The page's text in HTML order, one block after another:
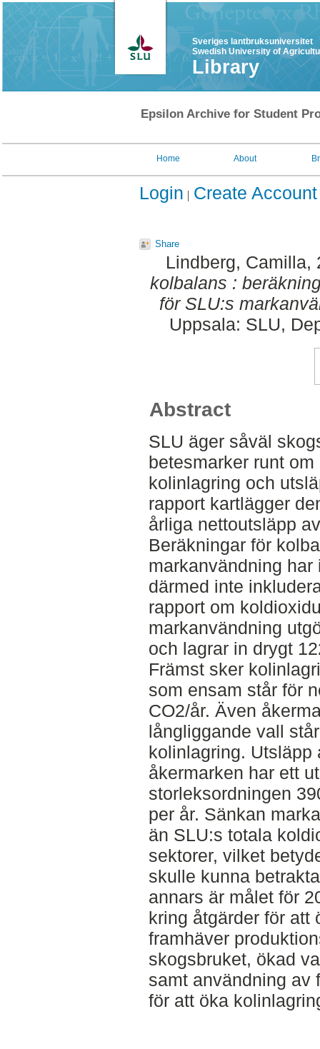
Sveriges lantbruksuniversitet
Swedish University of
Library
Epsilon Archive for Student
Home About
Login Create Account
Share
Lindberg, Camilla,
kolbalans :
för SLU:s
Uppsala: SLU,
Abstract
SLU äger såväl
betesmarker runt
kolinlagring och
rapport kartlägger
årliga nettoutsläpp
Beräkningar för
markanvändning
därmed inte
rapport om
markanvändning
och lagrar in drygt
Främst sker
som ensam står för
CO2/år. Även
långliggande vall
kolinlagring. Utsläpp
åkermarken har ett
storleksordningen
per år. Sänkan
än SLU:s totala
sektorer, vilket
skulle kunna
annars är målet för
kring åtgärder för att
framhäver
skogsbruket, ökad
samt användning av
för att öka